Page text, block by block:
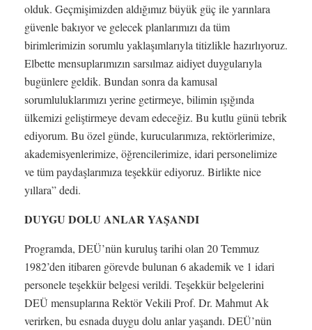
olduk. Geçmişimizden aldığımız büyük güç ile yarınlara
güvenle bakıyor ve gelecek planlarımızı da tüm
birimlerimizin sorumlu yaklaşımlarıyla titizlikle hazırlıyoruz.
Elbette mensuplarımızın sarsılmaz aidiyet duygularıyla
bugünlere geldik. Bundan sonra da kamusal
sorumluluklarımızı yerine getirmeye, bilimin ışığında
ülkemizi geliştirmeye devam edeceğiz. Bu kutlu günü tebrik
ediyorum. Bu özel günde, kurucularımıza, rektörlerimize,
akademisyenlerimize, öğrencilerimize, idari personelimize
ve tüm paydaşlarımıza teşekkür ediyoruz. Birlikte nice
yıllara” dedi.
DUYGU DOLU ANLAR YAŞANDI
Programda, DEÜ’nün kuruluş tarihi olan 20 Temmuz
1982’den itibaren görevde bulunan 6 akademik ve 1 idari
personele teşekkür belgesi verildi. Teşekkür belgelerini
DEÜ mensuplarına Rektör Vekili Prof. Dr. Mahmut Ak
verirken, bu esnada duygu dolu anlar yaşandı. DEÜ’nün